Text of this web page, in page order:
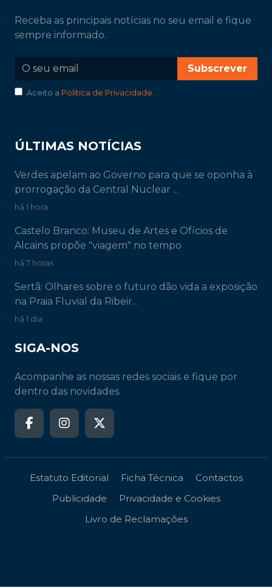
Receba as principais notícias no seu email e fique
sempre informado.
Subscrever
Aceito a Política de Privacidade
ÚLTIMAS NOTÍCIAS
Verdes apelam ao Governo para que se oponha à
prorrogação da Central Nuclear ...
há 1 hora
Castelo Branco: Museu de Artes e Ofícios de
Alcains propõe "viagem" no tempo
há 7 horas
Sertã: Olhares sobre o futuro dão vida a exposição
na Praia Fluvial da Ribeir...
há 1 dia
SIGA-NOS
Acompanhe as nossas redes sociais e fique por
dentro das novidades.
Estatuto Editorial Ficha Técnica
Contactos
Publicidade
Privacidade e Cookies
Livro de Reclamações